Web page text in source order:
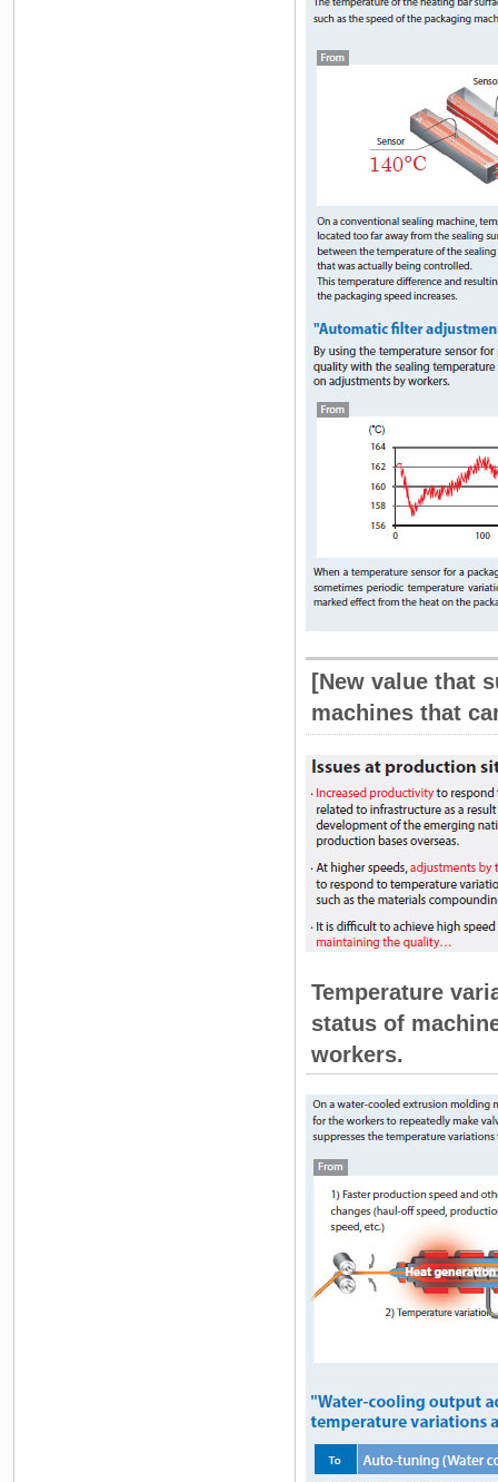
[New value that
machines that
Temperature
status of
workers.